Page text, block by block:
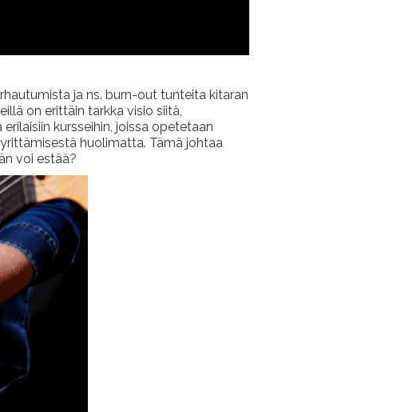
ja ns. burn-out tunteita kitaran
on erittäin tarkka visio siitä,
kursseihin, joissa opetetaan
huolimatta. Tämä johtaa
voi estää?